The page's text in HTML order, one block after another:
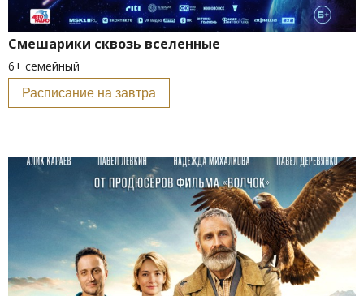
Смешарики сквозь вселенные
6+ семейный
Расписание на завтра